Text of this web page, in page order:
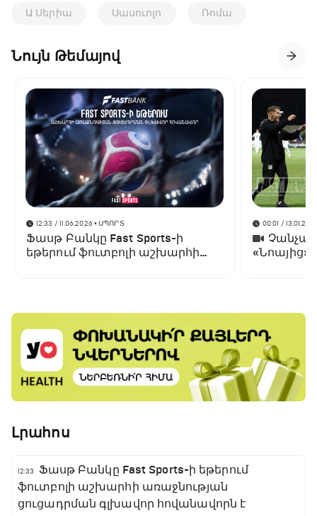
Ա Սերիա Սասուոլո Ռոմա
Նույն Թեմայով
12:33 / 11.06.2026• ՍՊՈՐՏ
Ֆասթ Բանկը Fast Sports-ի
եթերում ֆուտբոլի աշխարհի
00:01 /
«Նոայից»
Լրահոս
12:33
Ֆասթ Բանկը Fast Sports-ի եթերում
ֆուտբոլի աշխարհի առաջնության
ցուցադրման գլխավոր հովանավորն է